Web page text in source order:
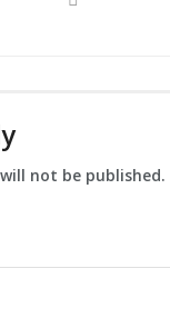
not be published.